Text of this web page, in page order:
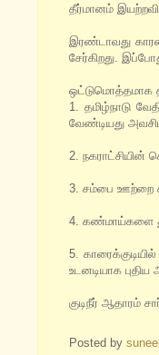
தீர்மானம்
இரண்டாவது
சேர்கிறது.
ஒட்டுமொத்தமாக
1. தமிழ்நாடு
வேண்டியது
2. நகராட்சியின்
3. சம்பை ஊற்றை
4. கண்மாய்களை
5.
உடனடியாக
குடிநீர் ஆதாரம்
Posted by